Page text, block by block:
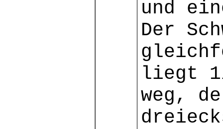
und
Der
liegt 1/
weg,